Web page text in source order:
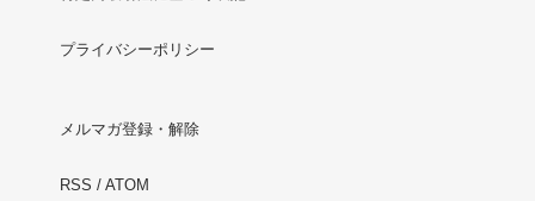
プライバシーポリシー
メルマガ登録・解除
RSS / ATOM